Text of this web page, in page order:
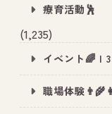
All Peace｜オー
療育活動🕺
(1,235)
イベント🌈 |
職場体験